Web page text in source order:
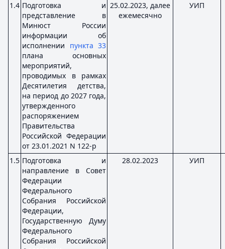
1.4 Подготовка и
представление в
Минюст России
информации об
исполнении пункта 33
плана основных
мероприятий,
проводимых в рамках
Десятилетия детства,
на период до 2027 года,
утвержденного
распоряжением
Правительства
Российской Федерации
от 23.01.2021 N 122-р
25.02.2023, далее
ежемесячно
УИП
1.5 Подготовка и
направление в Совет
Федерации
Федерального
Собрания Российской
Федерации,
Государственную Думу
Федерального
Собрания Российской
28.02.2023 УИП